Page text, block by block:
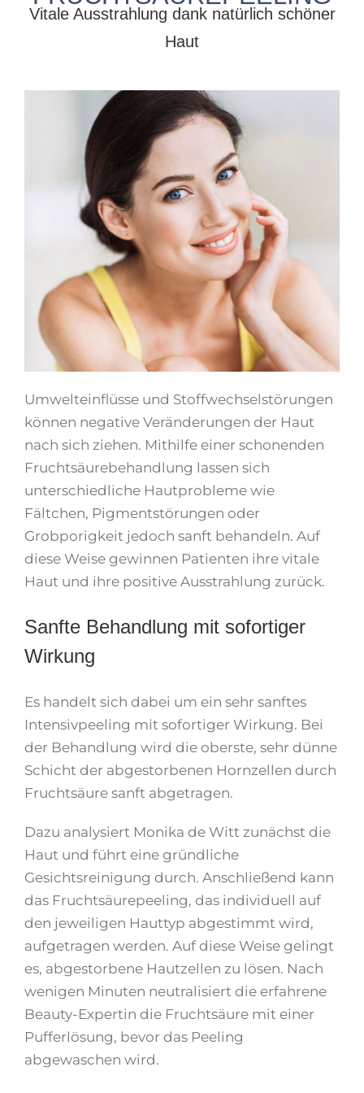
Vitale Ausstrahlung dank natürlich schöner
Haut
Umwelteinflüsse und Stoffwechselstörungen
können negative Veränderungen der Haut
nach sich ziehen. Mithilfe einer schonenden
Fruchtsäurebehandlung lassen sich
unterschiedliche Hautprobleme wie
Fältchen, Pigmentstörungen oder
Grobporigkeit jedoch sanft behandeln. Auf
diese Weise gewinnen Patienten ihre vitale
Haut und ihre positive Ausstrahlung zurück.
Sanfte Behandlung mit sofortiger
Wirkung
Es handelt sich dabei um ein sehr sanftes
Intensivpeeling mit sofortiger Wirkung. Bei
der Behandlung wird die oberste, sehr dünne
Schicht der abgestorbenen Hornzellen durch
Fruchtsäure sanft abgetragen.
Dazu analysiert Monika de Witt zunächst die
Haut und führt eine gründliche
Gesichtsreinigung durch. Anschließend kann
das Fruchtsäurepeeling, das individuell auf
den jeweiligen Hauttyp abgestimmt wird,
aufgetragen werden. Auf diese Weise gelingt
es, abgestorbene Hautzellen zu lösen. Nach
wenigen Minuten neutralisiert die erfahrene
Beauty-Expertin die Fruchtsäure mit einer
Pufferlösung, bevor das Peeling
abgewaschen wird.